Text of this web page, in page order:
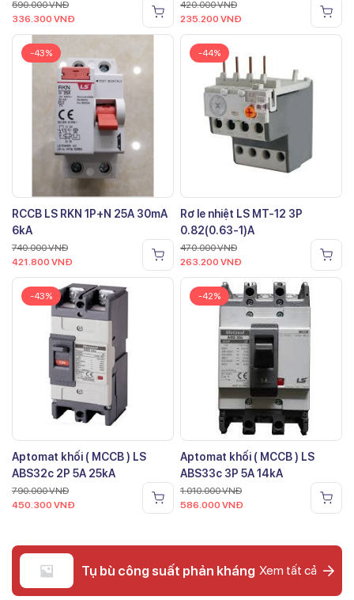
590.000VNĐ
336.300 VNĐ
420.000VNĐ
235.200 VNĐ
-43%
RCCB LS RKN 1P+N 25A 30mA
6kA
740.000VNĐ
421.800 VNĐ
-44%
Rơ le nhiệt LS MT-12 3P
0.82(0.63-1)A
470.000VNĐ
263.200 VNĐ
-43%
Aptomat khối ( MCCB ) LS
ABS32c 2P 5A 25kA
790.000VNĐ
450.300 VNĐ
-42%
Aptomat khối ( MCCB ) LS
ABS33c 3P 5A 14kA
1.010.000VNĐ
586.000 VNĐ
Tụ bù công suất phản kháng Xem tất cả